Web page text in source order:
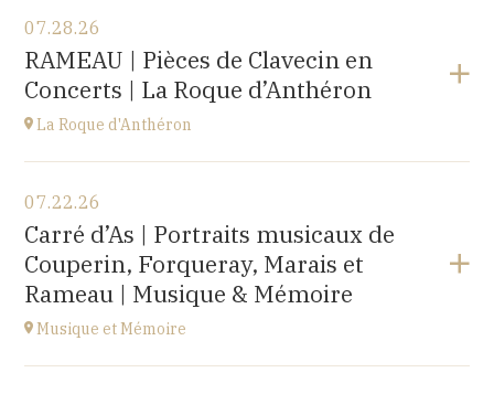
07.28.26
RAMEAU | Pièces de Clavecin en
Concerts | La Roque d’Anthéron
La Roque d'Anthéron
Cloître de l'Abbaye de Silvacane
at18H30
Go to site
07.22.26
Carré d’As | Portraits musicaux de
Couperin, Forqueray, Marais et
Rameau | Musique & Mémoire
Musique et Mémoire